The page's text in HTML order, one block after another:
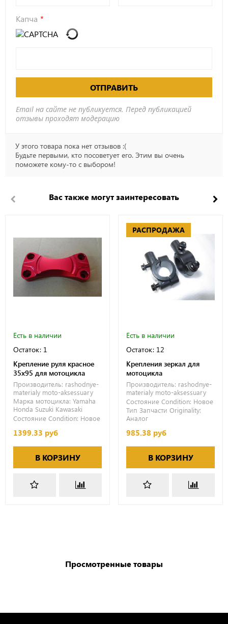
Капча
ОТПРАВИТЬ
Email на сайте не публикуется. Перед публикацией
отзывы проходят модерацию
У этого товара пока нет отзывов :(
Будьте первыми, кто посоветует его. Этим вы очень
поможете кому-то с выбором!
Вас также могут заинтересовать
Есть в наличии
Остаток: 1
Крепление руля красное
35x95 для мотоцикла
Производитель: rashodnye-
materialy moto-aksessuary
Марка мотоцикла: Yamaha
Honda Suzuki Kawasaki
Состояние Condition: Новое
1399.33 руб
В КОРЗИНУ
РАСПРОДАЖА
Есть в наличии
Остаток: 12
Крепления зеркал для
мотоцикла
Производитель: rashodnye-
materialy moto-aksessuary
Состояние Condition: Новое
Тип Запчасти Originality:
Аналог
985.38 руб
В КОРЗИНУ
Просмотренные товары